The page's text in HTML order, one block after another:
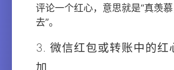
评论一个红心，意思就是“真羡
去”。
3. 微信红包或转账中的红